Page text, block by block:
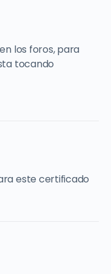
los foros, para
tocando
este certificado